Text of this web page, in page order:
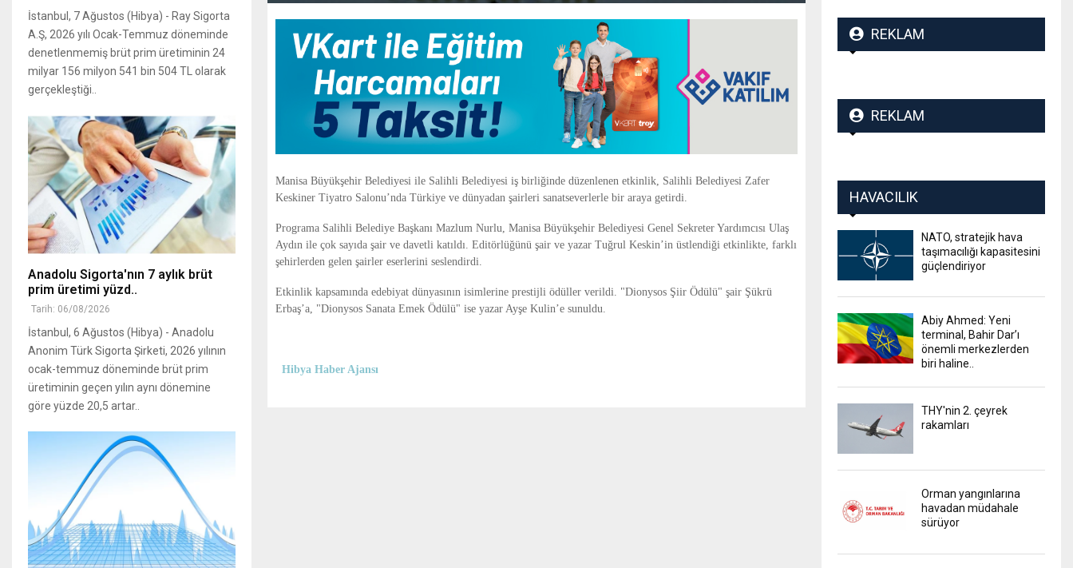
Manisa Büyükşehir Belediyesi ile Salihli Belediyesi iş birliğinde düzenlenen etkinlik, Salihli Belediyesi Zafer
Keskiner Tiyatro Salonu’nda Türkiye ve dünyadan şairleri sanatseverlerle bir araya getirdi.
Programa Salihli Belediye Başkanı Mazlum Nurlu, Manisa Büyükşehir Belediyesi Genel Sekreter Yardımcısı Ulaş
Aydın ile çok sayıda şair ve davetli katıldı. Editörlüğünü şair ve yazar Tuğrul Keskin’in üstlendiği etkinlikte, farklı
şehirlerden gelen şairler eserlerini seslendirdi.
Etkinlik kapsamında edebiyat dünyasının isimlerine prestijli ödüller verildi. "Dionysos Şiir Ödülü" şair Şükrü
Erbaş’a, "Dionysos Sanata Emek Ödülü" ise yazar Ayşe Kulin’e sunuldu.
Hibya Haber Ajansı
İstanbul, 7 Ağustos (Hibya) - Ray Sigorta
A.Ş, 2026 yılı Ocak-Temmuz döneminde
denetlenmemiş brüt prim üretiminin 24
milyar 156 milyon 541 bin 504 TL olarak
gerçekleştiği..
Anadolu Sigorta'nın 7 aylık brüt
prim üretimi yüzd..
Tarih: 06/08/2026
İstanbul, 6 Ağustos (Hibya) - Anadolu
Anonim Türk Sigorta Şirketi, 2026 yılının
ocak-temmuz döneminde brüt prim
üretiminin geçen yılın aynı dönemine
göre yüzde 20,5 artar..
REKLAM
REKLAM
HAVACILIK
NATO, stratejik hava
taşımacılığı kapasitesini
güçlendiriyor
Abiy Ahmed: Yeni
terminal, Bahir Dar’ı
önemli merkezlerden
biri haline..
THY'nin 2. çeyrek
rakamları
Orman yangınlarına
havadan müdahale
sürüyor